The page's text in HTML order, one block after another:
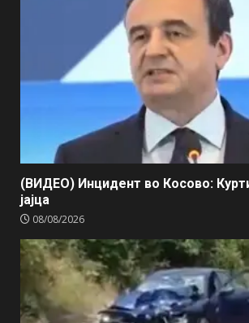
(ВИДЕО) Инцидент во Косово:
јајца
08/08/2026